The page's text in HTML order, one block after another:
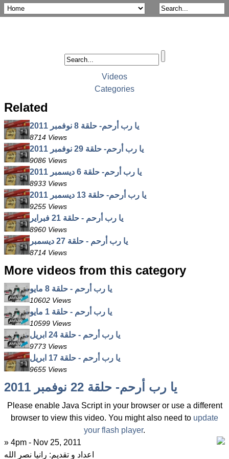
Videos
Categories
Related
يا رب أرحم- حلقة 8 نوفمبر 2011
8714 Views
يا رب أرحم- حلقة 29 نوفمبر 2011
9086 Views
يا رب أرحم- حلقة 6 ديسمبر 2011
8933 Views
يا رب أرحم- حلقة 13 ديسمبر 2011
9255 Views
يا رب أرحم - حلقة 21 فبراير
8960 Views
يا رب أرحم - حلقة 27 ديسمبر
8714 Views
More videos from this category
يا رب أرحم - حلقة 8 مايو
10602 Views
يا رب أرحم - حلقة 1 مايو
10599 Views
يا رب أرحم - حلقة 24 ابريل
9773 Views
يا رب أرحم - حلقة 17 ابريل
9655 Views
يا رب أرحم- حلقة 22 نوفمبر 2011
Please enable Java Script in your browser or use a different
browser to view this video. You might also need to update
your flash player.
» 4pm - Nov 25, 2011
اعداد و تقديم: رانيا نصر الله